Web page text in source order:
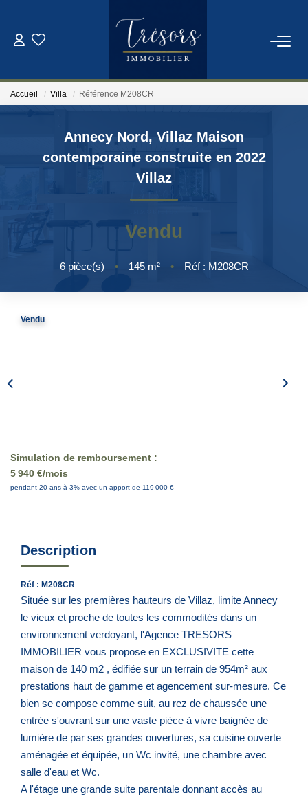
NOTRE AGENCE
Qui Sommes-Nous
Notre Équipe
Accueil Villa Référence M208CR
Annecy Nord, Villaz Maison
contemporaine construite en 2022
Villaz
Vendu
6pièce(s) • 145m² • Réf : M208CR
Vendu
Simulation de remboursement :
5 940 €/mois
pendant 20 ans à 3% avec un apport de 119 000 €
Description
Réf : M208CR
Située sur les premières hauteurs de Villaz, limite Annecy
le vieux et proche de toutes les commodités dans un
environnement verdoyant, l'Agence TRESORS
IMMOBILIER vous propose en EXCLUSIVITE cette
maison de 140 m2 , édifiée sur un terrain de 954m² aux
prestations haut de gamme et agencement sur-mesure. Ce
bien se compose comme suit, au rez de chaussée une
entrée s'ouvrant sur une vaste pièce à vivre baignée de
lumière de par ses grandes ouvertures, sa cuisine ouverte
aménagée et équipée, un Wc invité, une chambre avec
salle d'eau et Wc.
A l'étage une grande suite parentale donnant accès au